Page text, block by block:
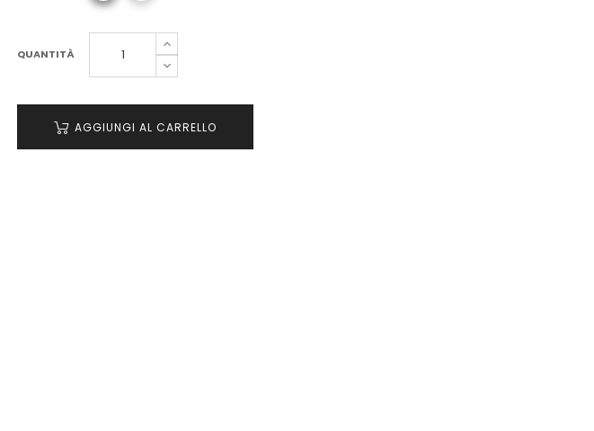
QUANTITÀ
AGGIUNGI AL CARRELLO